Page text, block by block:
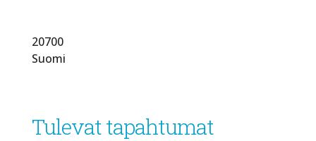
20700
Suomi
Tulevat tapahtumat